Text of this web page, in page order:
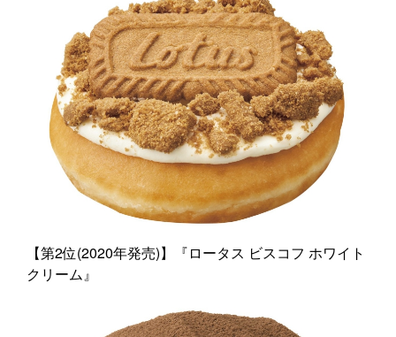
【第2位(2020年発売)】『ロータス ビスコフ ホワイト
クリーム』